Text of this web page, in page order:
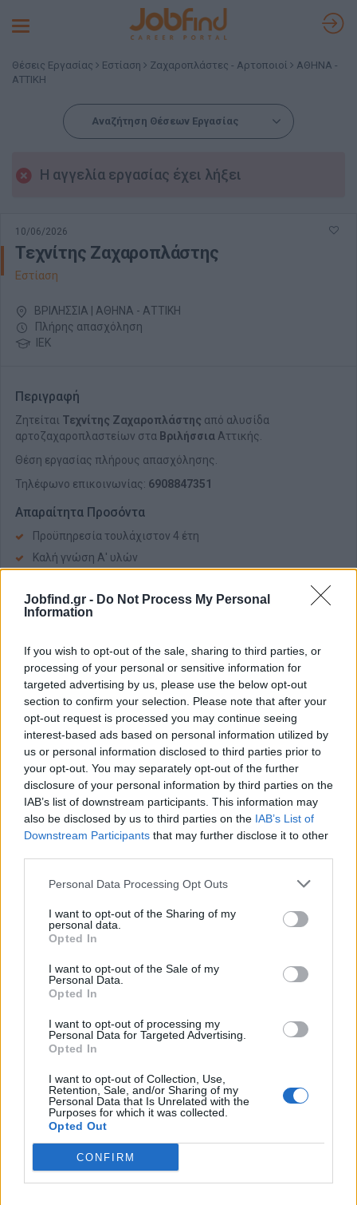
Jobfind.gr - Do Not Process My Personal
Information
If you wish to opt-out of the sale, sharing to third parties, or
processing of your personal or sensitive information for
targeted advertising by us, please use the below opt-out
section to confirm your selection. Please note that after your
opt-out request is processed you may continue seeing
interest-based ads based on personal information utilized by
us or personal information disclosed to third parties prior to
your opt-out. You may separately opt-out of the further
disclosure of your personal information by third parties on the
IAB’s list of downstream participants. This information may
also be disclosed by us to third parties on the IAB’s List of
Downstream Participants that may further disclose it to other
Personal Data Processing Opt Outs
I want to opt-out of the Sharing of my
personal data.
Opted In
I want to opt-out of the Sale of my
Personal Data.
Opted In
I want to opt-out of processing my
Personal Data for Targeted Advertising.
Opted In
I want to opt-out of Collection, Use,
Retention, Sale, and/or Sharing of my
Personal Data that Is Unrelated with the
Purposes for which it was collected.
Opted Out
CONFIRM
Toggle
Θέσεις Εργασίας Εστίαση Ζαχαροπλάστες - Αρτοποιοί
ΑΘΗΝΑ -
ΑΤΤΙΚΗ
Αναζήτηση Θέσεων Εργασίας
Η αγγελία εργασίας έχει λήξει
10/06/2026
Τεχνίτης Ζαχαροπλάστης
Εστίαση
ΒΡΙΛΗΣΣΙΑ | ΑΘΗΝΑ - ΑΤΤΙΚΗ
Πλήρης απασχόληση
ΙΕΚ
Περιγραφή
Ζητείται Τεχνίτης Ζαχαροπλάστης από αλυσίδα
αρτοζαχαροπλαστείων στα Βριλήσσια Αττικής.
Θέση εργασίας πλήρους απασχόλησης.
Τηλέφωνο επικοινωνίας: 6908847351
Απαραίτητα Προσόντα
Προϋπηρεσία τουλάχιστον 4 έτη
Καλή γνώση Α' υλών
Τεχνική κατάρτιση στο αντικείμενο
Όλες οι Θέσεις Εργασίας
Θέσεις Εργασίας ανά Ειδικότητα
Θέσεις Εργασίας ανά Εταιρεία
Κέντρο Βοήθειας
Υπηρεσίες υποψηφίων
Καταχώρηση Online Βιογραφικού
Συμβουλές Καριέρας